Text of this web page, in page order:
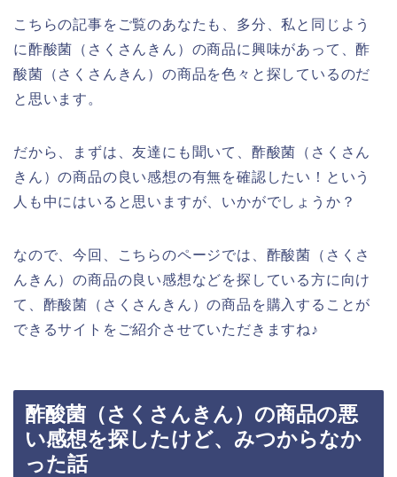
こちらの記事をご覧のあなたも、多分、私と同じよう
に酢酸菌（さくさんきん）の商品に興味があって、酢
酸菌（さくさんきん）の商品を色々と探しているのだ
と思います。
だから、まずは、友達にも聞いて、酢酸菌（さくさん
きん）の商品の良い感想の有無を確認したい！という
人も中にはいると思いますが、いかがでしょうか？
なので、今回、こちらのページでは、酢酸菌（さくさ
んきん）の商品の良い感想などを探している方に向け
て、酢酸菌（さくさんきん）の商品を購入することが
できるサイトをご紹介させていただきますね♪
酢酸菌（さくさんきん）の商品の悪
い感想を探したけど、みつからなか
った話